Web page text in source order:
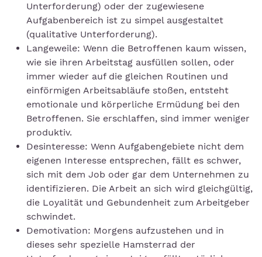
Unterforderung) oder der zugewiesene
Aufgabenbereich ist zu simpel ausgestaltet
(qualitative Unterforderung).
Langeweile: Wenn die Betroffenen kaum wissen,
wie sie ihren Arbeitstag ausfüllen sollen, oder
immer wieder auf die gleichen Routinen und
einförmigen Arbeitsabläufe stoßen, entsteht
emotionale und körperliche Ermüdung bei den
Betroffenen. Sie erschlaffen, sind immer weniger
produktiv.
Desinteresse: Wenn Aufgabengebiete nicht dem
eigenen Interesse entsprechen, fällt es schwer,
sich mit dem Job oder gar dem Unternehmen zu
identifizieren. Die Arbeit an sich wird gleichgültig,
die Loyalität und Gebundenheit zum Arbeitgeber
schwindet.
Demotivation: Morgens aufzustehen und in
dieses sehr spezielle Hamsterrad der